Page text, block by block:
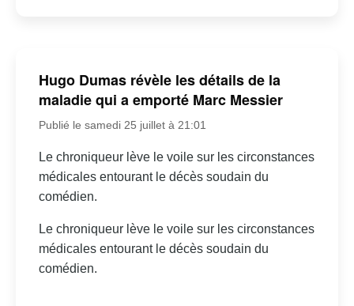
Hugo Dumas révèle les détails de la
maladie qui a emporté Marc Messier
Publié le samedi 25 juillet à 21:01
Le chroniqueur lève le voile sur les circonstances
médicales entourant le décès soudain du
comédien.
Le chroniqueur lève le voile sur les circonstances
médicales entourant le décès soudain du
comédien.